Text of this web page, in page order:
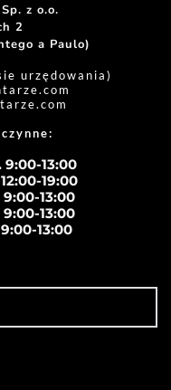
z o.o.
2
a Paulo)
urzędowania)
9:00-13:00
12:00-19:00
9:00-13:00
9:00-13:00
9:00-13:00